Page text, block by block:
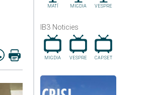
MATÍ MIGDIA VESPRE
IB3 Noticies
MIGDIA VESPRE CAP.SET